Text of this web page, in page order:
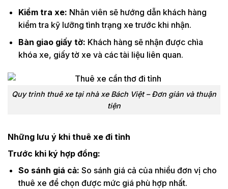
Kiểm tra xe: Nhân viên sẽ hướng dẫn khách hàng
kiểm tra kỹ lưỡng tình trạng xe trước khi nhận.
Bàn giao giấy tờ: Khách hàng sẽ nhận được chìa
khóa xe, giấy tờ xe và các tài liệu liên quan.
Quy trình thuê xe tại nhà xe Bách Việt – Đơn giản và thuận
tiện
Những lưu ý khi thuê xe đi tỉnh
Trước khi ký hợp đồng:
So sánh giá cả: So sánh giá cả của nhiều đơn vị cho
thuê xe để chọn được mức giá phù hợp nhất.